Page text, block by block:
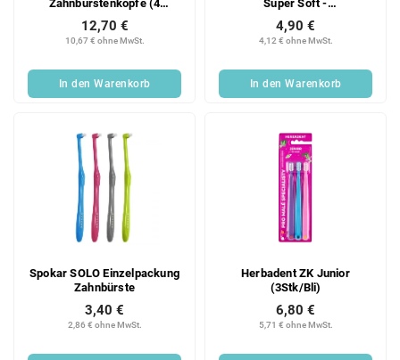
Zahnbürstenköpfe (4
Stück/Box) bis zu 18 m
10,67 € ohne MwSt.
12,70 €
In den Warenkorb
Super Soft -
Kinderzahnbürste
4,12 € ohne MwSt.
4,90 €
In den Warenkorb
Spokar SOLO Einzelpackung
Zahnbürste
2,86 € ohne MwSt.
3,40 €
Herbadent ZK Junior
(3Stk/Bli)
5,71 € ohne MwSt.
6,80 €